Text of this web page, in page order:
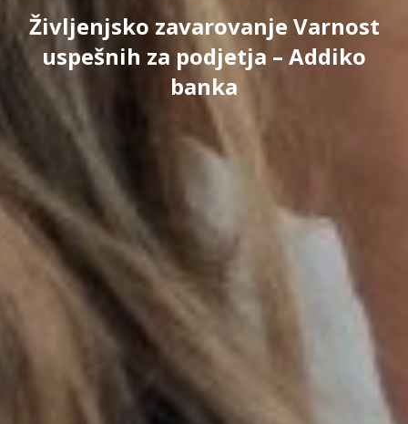
Življenjsko zavarovanje Varnost
uspešnih za podjetja – Addiko
banka